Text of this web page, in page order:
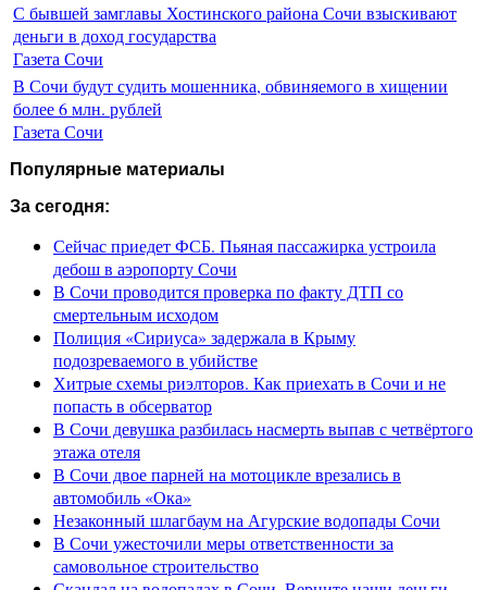
С бывшей замглавы Хостинского района Сочи взыскивают
деньги в доход государства
Газета Сочи
В Сочи будут судить мошенника, обвиняемого в хищении
более 6 млн. рублей
Газета Сочи
Популярные материалы
За сегодня:
Сейчас приедет ФСБ. Пьяная пассажирка устроила
дебош в аэропорту Сочи
В Сочи проводится проверка по факту ДТП со
смертельным исходом
Полиция «Сириуса» задержала в Крыму
подозреваемого в убийстве
Хитрые схемы риэлторов. Как приехать в Сочи и не
попасть в обсерватор
В Сочи девушка разбилась насмерть выпав с четвёртого
этажа отеля
В Сочи двое парней на мотоцикле врезались в
автомобиль «Ока»
Незаконный шлагбаум на Агурские водопады Сочи
В Сочи ужесточили меры ответственности за
самовольное строительство